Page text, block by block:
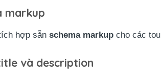
markup
hợp sẵn schema markup cho các
và description